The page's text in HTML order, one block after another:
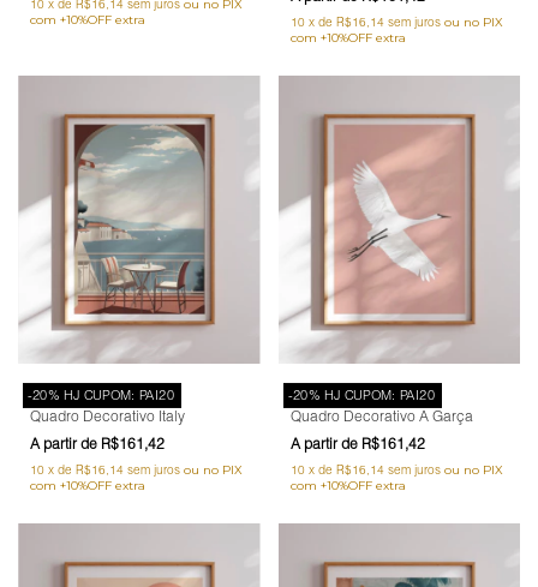
10 x de R$16,14 sem juros
10 x de R$16,14 sem juros
-20% HJ CUPOM: PAI20
Quadro Decorativo Italy
R$161,42
10 x de R$16,14 sem juros
-20% HJ CUPOM: PAI20
Quadro Decorativo A Garça
R$161,42
10 x de R$16,14 sem juros